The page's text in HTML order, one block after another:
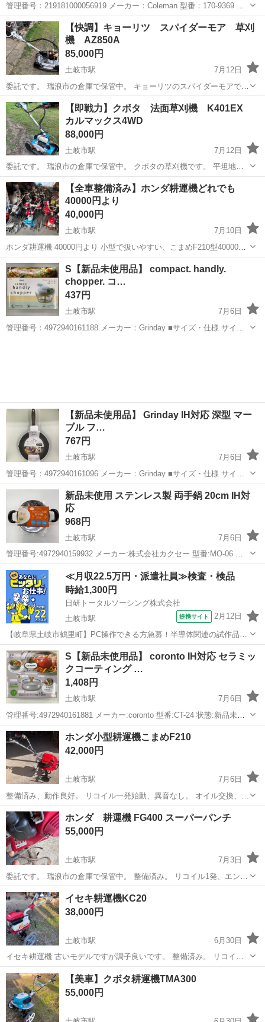
管理番号：219181000056919 メーカー：Coleman 型番：170-9369 年
式： JAN/EAN： ■サイズ・仕様 サイズ 焼面サイズ：幅 約300×厚さ
45 (mm) 使用時サイズ：約510×...
岐阜 土岐市 土岐市駅 調理器具
【快調】キョーリツ スパイダーモア 草刈
機 AZ850A
85,000円
土岐市駅
7月12日
委託です。 瑞浪市の倉庫で保管中。 キョーリツのスパイダーモアで
す。 平坦地はもちろん4WDなので横滑りに強く、法面(斜面)も容易に
草刈りできます。 ハンマーナイフ4枚刃×2ローターで草を粉々に粉砕
します...
岐阜 土岐市 土岐市駅 その他 スパイダーモア
【即戦力】クボタ 法面草刈機 K401EX
カルマックス4WD
88,000円
土岐市駅
7月12日
委託です。 瑞浪市の倉庫で保管中。 クボタの草刈機です。 平坦地は
もちろん、法面も楽に草刈りできます。 刈幅40cm、高低差のある4枚
のハンマーナイフで粉々にします。 大口径車輪と4WDで横滑りやぬか
るみに強いです。...
岐阜 土岐市 土岐市駅 その他
【全車整備済み】ホンダ耕運機どれでも
40000円より
40,000円
土岐市駅
7月10日
ホンダ耕運機 40000円より 小型で扱いやすい、こまめF210型40000
円〜50000円 少し大きく力強い、パンチF310型45000円〜55000円 全
て整備済みです。 オイル交換はもちろん...
岐阜 土岐市 土岐市駅 家庭用品
S【新品未使用品】 compact. handly.
chopper. コ…
437円
土岐市駅
7月6日
管理番号：4972940161188 メーカー：Grinday ■サイズ・仕様 サイ
【新品未使用品】 Grinday IH対応 深型 マー
ブル フ…
767円
土岐市駅
7月6日
管理番号：4972940161096 メーカー：Grinday ■サイズ・仕様 サイ
ズ：約 幅 24×深さ6(cm) 状態のランク：新品未使用品 ※価格前後しま
すが 26cm、20cm、16cm 別サイズフラ...
岐阜 土岐市 土岐市駅 個人
新品未使用 ステンレス製 両手鍋 20cm IH対
応
968円
土岐市駅
7月6日
管理番号:4972940159932 メーカー:株式会社カクセー 型番:MO-06 状
態:新品未使用 特記事項:満水容量 2.8L ※ＰＣモニターやタブレットよ
って 色の見え方が異なる場合がござ...
岐阜 土岐市 土岐市駅 生活雑貨 手鍋
≪月収22.5万円・派遣社員≫検査・検品
時給1,300円
日研トータルソーシング株式会社
土岐市駅
提携サイト 2月12日
【岐阜県土岐市鶴里町】PC操作できる方急募！半導体関連の試作品加
工装置の操作《お仕事No.7A301-JS》 お仕事について 半導体関連の試
作品加工装置の操作。最先端のスパッタ・ミリング装置を稼働し、イ
オンビームを用いて試...
岐阜 土岐市 土岐市駅 その他
S【新品未使用品】 coronto IH対応 セラミッ
クコーティング …
1,408円
土岐市駅
7月6日
管理番号:4972940161881 メーカー:coronto 型番:CT-24 状態:新品未使
用品 特記事項: ※ＰＣモニターやタブレットよって 色の見え方が異な
る場合がございます。 現...
岐阜 土岐市 土岐市駅 調理器具 セラミック
ホンダ小型耕運機こまめF210
42,000円
土岐市駅
7月6日
整備済み、動作良好。 リコイル一発始動、異音なし。 オイル交換、
シール交換、 高圧洗浄、 リペイント 済み。 こちらの商品は委託にな
ります。 瑞浪市の倉庫で保管中です。 委託主は元...
岐阜 土岐市 土岐市駅 家庭用品
ホンダ 耕運機 FG400 スーパーパンチ
55,000円
土岐市駅
7月3日
委託です。 瑞浪市の倉庫で保管中。 整備済み。 リコイル1発、エンジ
ン好調です。 高圧洗浄、リペイント済みでキレイな状態です。 やや大
きめ、前進2段変速、後進1速。 さほど使われていないように感じま
す。 ...
岐阜 土岐市 土岐市駅
イセキ耕運機KC20
38,000円
土岐市駅
6月30日
イセキ耕運機 古いモデルですが調子良いです。 整備済み。 リコイル1
発始動です。 10km1500円、配達できます。 こちらの商品は委託にな
ります。 瑞浪市の倉庫で保管中です。 ...
岐阜 土岐市 土岐市駅 その他 イセキ
【美車】クボタ耕運機TMA300
55,000円